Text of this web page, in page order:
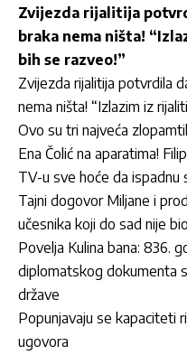
Zvijezda rijalitija
braka nema ništa!
bih se razveo!”
Zvijezda rijalitija potvrdila
nema ništa! “Izlazim iz
Ovo su tri najveća
Ena Čolić na aparatima!
TV-u sve hoće da ispadnu
Tajni dogovor Miljane i
učesnika koji do sad nije
Povelja Kulina bana: 836.
diplomatskog dokumenta
države
Popunjavaju se kapaciteti
ugovora